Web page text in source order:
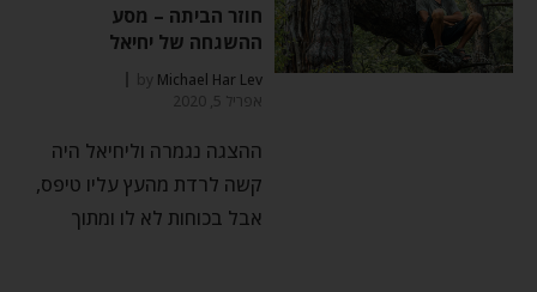
חוזר הביתה – מסע
ההשגחה של יחיאל
by Michael Har Lev
אפריל 5, 2020
ההצגה נגמרה וליחיאל היה
קשה לרדת מהעץ עליו טיפס,
אבל בכוחות לא לו ומתוך